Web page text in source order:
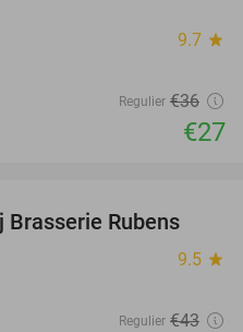
9.7 star
Regulier €36
€27
42%
Rubens
9.5 star
Regulier €43